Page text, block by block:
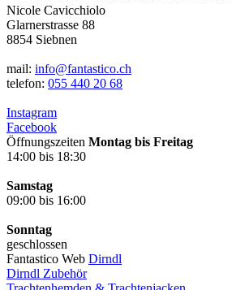
Nicole Cavicchiolo
Glarnerstrasse 88
8854 Siebnen
mail: info@fantastico.ch
telefon: 055 440 20 68
Instagram
Facebook
Öffnungszeiten Montag bis Freitag
14:00 bis 18:30
Samstag
09:00 bis 16:00
Sonntag
geschlossen
Fantastico Web Dirndl
Dirndl Zubehör